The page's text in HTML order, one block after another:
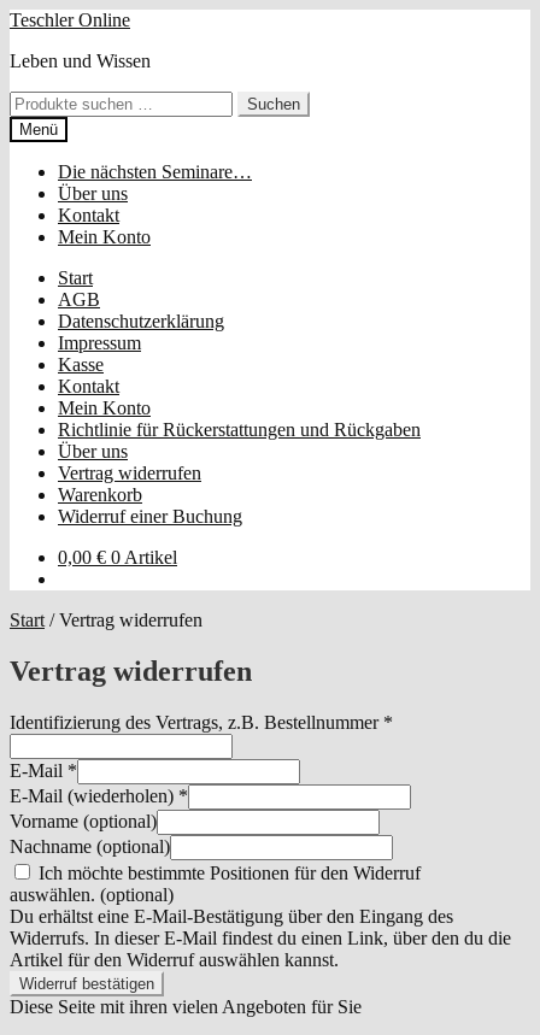
Zur
springen
Zum
springen
Teschler Online
Leben und Wissen
Suchen
nach:
Suchen
Menü
Die nächsten Seminare…
Über uns
Kontakt
Mein Konto
Start
AGB
Datenschutzerklärung
Impressum
Kasse
Kontakt
Mein Konto
Richtlinie für Rückerstattungen und Rückgaben
Über uns
Vertrag widerrufen
Warenkorb
Widerruf einer Buchung
0,00 € 0 Artikel
Start /Vertrag widerrufen
Vertrag widerrufen
Identifizierung des Vertrags, z.B. Bestellnummer *
E-Mail *
E-Mail (wiederholen) *
Vorname (optional)
Nachname (optional)
Ich möchte bestimmte Positionen für den Widerruf
auswählen. (optional)
Du erhältst eine E-Mail-Bestätigung über den Eingang des
Widerrufs. In dieser E-Mail findest du einen Link, über den du die
Artikel für den Widerruf auswählen kannst.
Widerruf bestätigen
Diese Seite mit ihren vielen Angeboten für Sie